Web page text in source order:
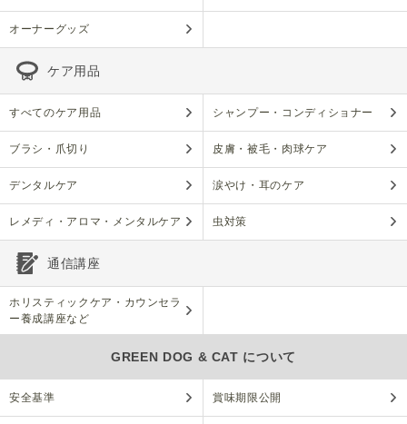
オーナーグッズ
ケア用品
すべてのケア用品 シャンプー・コンディショナー
ブラシ・爪切り 皮膚・被毛・肉球ケア
デンタルケア 涙やけ・耳のケア
レメディ・アロマ・メンタルケア 虫対策
通信講座
ホリスティックケア・カウンセラ
ー養成講座など
GREEN DOG & CAT について
安全基準 賞味期限公開